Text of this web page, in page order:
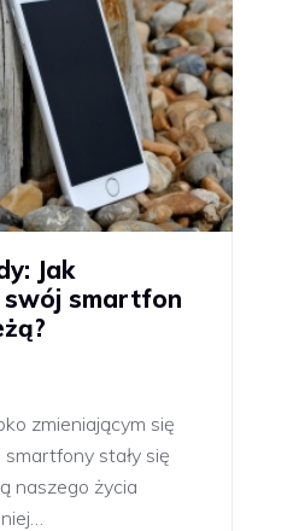
Jak
swój smartfon
zmieniającym się
stały się
naszego życia